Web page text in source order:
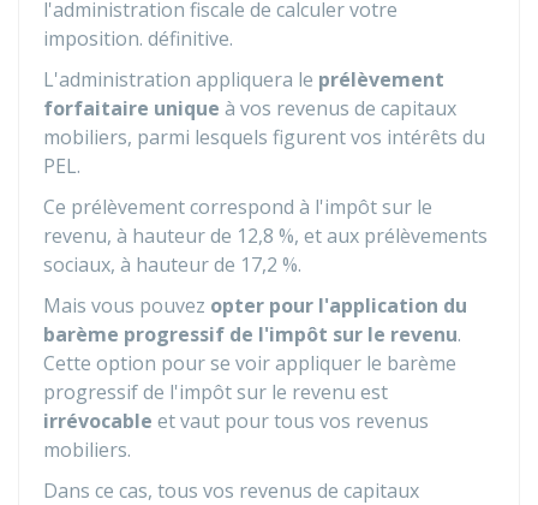
l'administration fiscale de calculer votre
imposition. définitive.
L'administration appliquera le prélèvement
forfaitaire unique à vos revenus de capitaux
mobiliers, parmi lesquels figurent vos intérêts du
PEL.
Ce prélèvement correspond à l'impôt sur le
revenu, à hauteur de 12,8 %, et aux prélèvements
sociaux, à hauteur de 17,2 %.
Mais vous pouvez opter pour l'application du
barème progressif de l'impôt sur le revenu.
Cette option pour se voir appliquer le barème
progressif de l'impôt sur le revenu est
irrévocable et vaut pour tous vos revenus
mobiliers.
Dans ce cas, tous vos revenus de capitaux